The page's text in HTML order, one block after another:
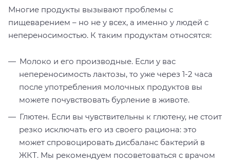
Многие продукты вызывают проблемы с
пищеварением – но не у всех, а именно у людей с
непереносимостью. К таким продуктам относятся:
Молоко и его производные. Если у вас
непереносимость лактозы, то уже через 1-2 часа
после употребления молочных продуктов вы
можете почувствовать бурление в животе.
Глютен. Если вы чувствительны к глютену, не стоит
резко исключать его из своего рациона: это
может спровоцировать дисбаланс бактерий в
ЖКТ. Мы рекомендуем посоветоваться с врачом